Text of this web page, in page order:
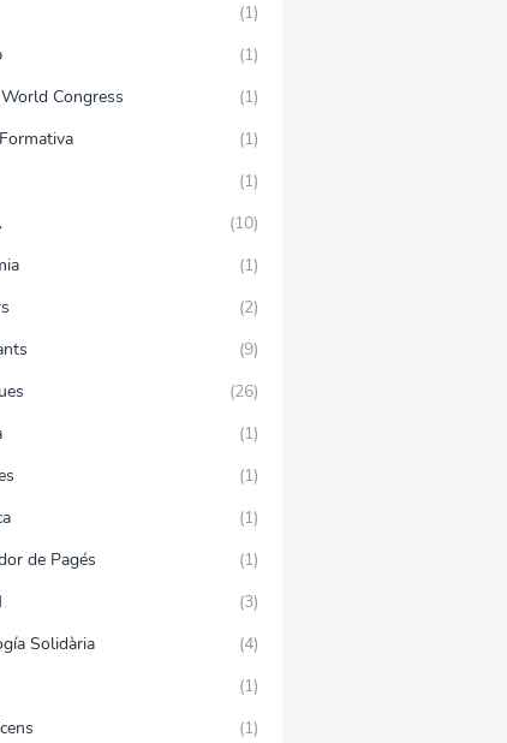
(1)
(1)
Congress
(1)
(1)
(1)
(10)
(1)
(2)
(9)
(26)
(1)
(1)
(1)
de Pagés
(1)
(3)
Solidària
(4)
(1)
(1)